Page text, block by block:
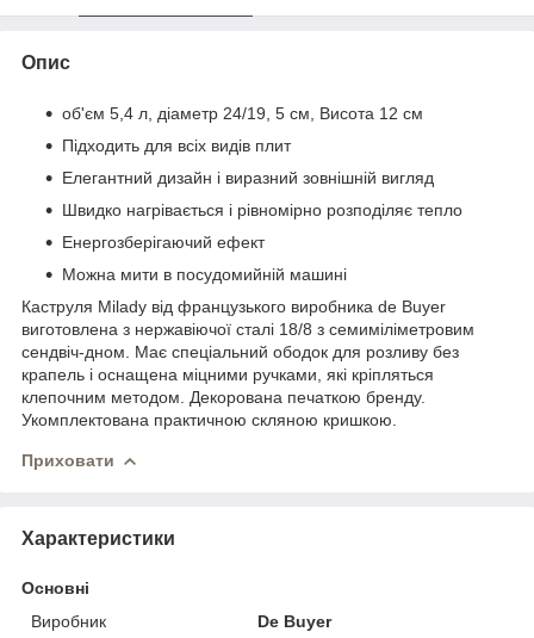
Опис
об'єм 5,4 л, діаметр 24/19, 5 см, Висота 12 см
Підходить для всіх видів плит
Елегантний дизайн і виразний зовнішній вигляд
Швидко нагрівається і рівномірно розподіляє тепло
Енергозберігаючий ефект
Можна мити в посудомийній машині
Каструля Milady від французького виробника de Buyer
виготовлена з нержавіючої сталі 18/8 з семиміліметровим
сендвіч-дном. Має спеціальний ободок для розливу без
крапель і оснащена міцними ручками, які кріпляться
клепочним методом. Декорована печаткою бренду.
Укомплектована практичною скляною кришкою.
Приховати
Характеристики
Основні
Виробник
De Buyer